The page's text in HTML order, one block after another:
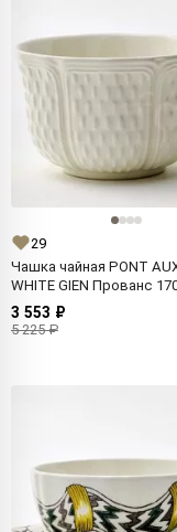
29
Чашка чайная PONT
WHITE GIEN Прованс
3 553 ₽
5 225 ₽